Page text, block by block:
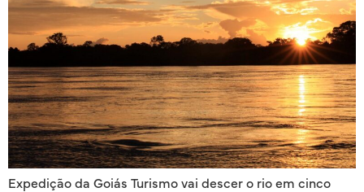
Expedição da Goiás Turismo vai descer o rio em cinco